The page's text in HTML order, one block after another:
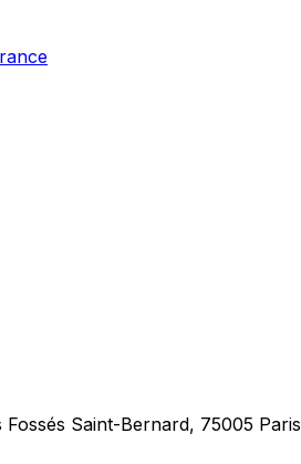
Fossés Saint-Bernard, 75005 Paris